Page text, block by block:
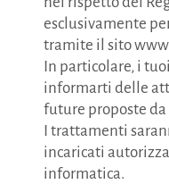
esclusivamente
tramite il sito
In particolare, i
informarti delle
future proposte da
I trattamenti
incaricati
informatica.